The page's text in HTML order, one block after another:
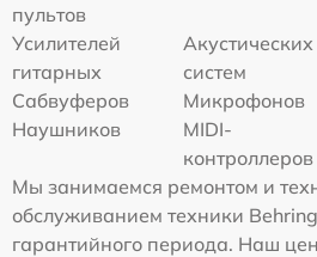
пультов
Усилителей
гитарных
Акустических
систем
Сабвуферов
Микрофонов
Наушников
MIDI-
контроллеров
Мы занимаемся ремонтом и
обслуживанием техники
гарантийного периода. Наш